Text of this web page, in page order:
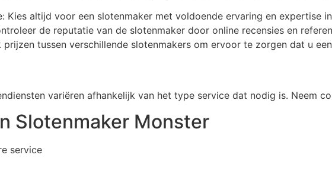
Kies altijd voor een slotenmaker met voldoende ervaring en expertise
de reputatie van de slotenmaker door online recensies en
prijzen tussen verschillende slotenmakers om ervoor te zorgen dat u
variëren afhankelijk van het type service dat nodig is. Neem
Slotenmaker Monster
service